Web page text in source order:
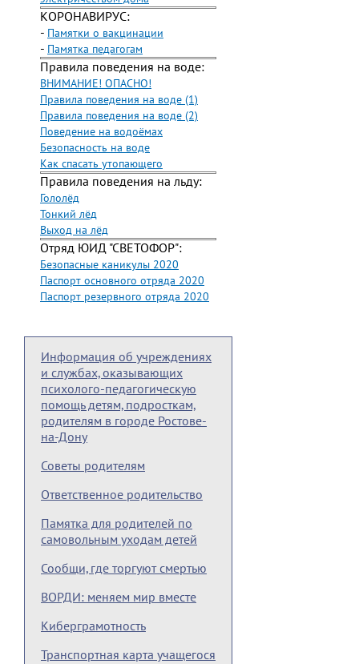
КОРОНАВИРУС:
- Памятки о вакцинации
- Памятка педагогам
Правила поведения на воде:
ВНИМАНИЕ! ОПАСНО!
Правила поведения на воде (1)
Правила поведения на воде (2)
Поведение на водоёмах
Безопасность на воде
Как спасать утопающего
Правила поведения на льду:
Гололёд
Тонкий лёд
Выход на лёд
Отряд ЮИД "СВЕТОФОР":
Безопасные каникулы 2020
Паспорт основного отряда 2020
Паспорт резервного отряда 2020
Информация об учреждениях
и службах, оказывающих
психолого-педагогическую
помощь детям, подросткам,
родителям в городе Ростове-
на-Дону
Советы родителям
Ответственное родительство
Памятка для родителей по
самовольным уходам детей
Сообщи, где торгуют смертью
ВОРДИ: меняем мир вместе
Киберграмотность
Транспортная карта учащегося